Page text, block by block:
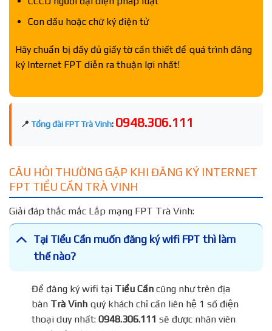
Con dấu hoặc chữ ký điện tử
Hãy chuẩn bị đầy đủ giấy tờ cần thiết để quá trình đăng
ký Internet FPT diễn ra thuận lợi nhất!
📍 Tổng đài FPT Trà Vinh: 0948.306.111
CÂU HỎI THƯỜNG GẶP KHI ĐĂNG KÝ INTERNET
FPT TIỂU CẦN TRÀ VINH
Giải đáp thắc mắc Lắp mạng FPT Trà Vinh:
Tại Tiểu Cần muốn đăng ký wifi FPT thì làm
thế nào?
Để đăng ký wifi tạiTiểu Cầncũng như trên địa
bànTrà Vinhquý khách chỉ cần liên hệ 1 số điện
thoại duy nhất:0948.306.111 sẽ được nhân viên